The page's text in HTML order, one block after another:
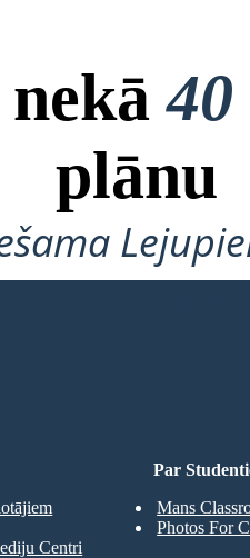
nekā
plānu
Par
Mans
Photos For
Centri